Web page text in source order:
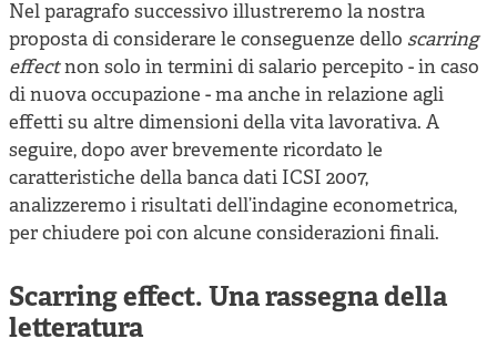
Nel paragrafo successivo illustreremo la nostra
proposta di considerare le conseguenze dello scarring
effectnon solo in termini di salario percepito - in caso
di nuova occupazione - ma anche in relazione agli
effetti su altre dimensioni della vita lavorativa. A
seguire, dopo aver brevemente ricordato le
caratteristiche della banca dati ICSI 2007,
analizzeremo i risultati dell’indagine econometrica,
per chiudere poi con alcune considerazioni finali.
Scarring effect. Una rassegna della
letteratura